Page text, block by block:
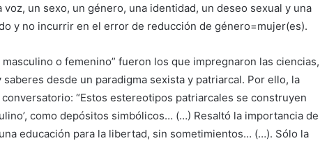
un sexo, un género, una identidad, un deseo sexual y una
y no incurrir en el error de reducción de género=mujer(es).
o femenino” fueron los que impregnaron las ciencias,
desde un paradigma sexista y patriarcal. Por ello, la
“Estos estereotipos patriarcales se construyen
como depósitos simbólicos… (…) Resaltó la importancia de
educación para la libertad, sin sometimientos… (…). Sólo la